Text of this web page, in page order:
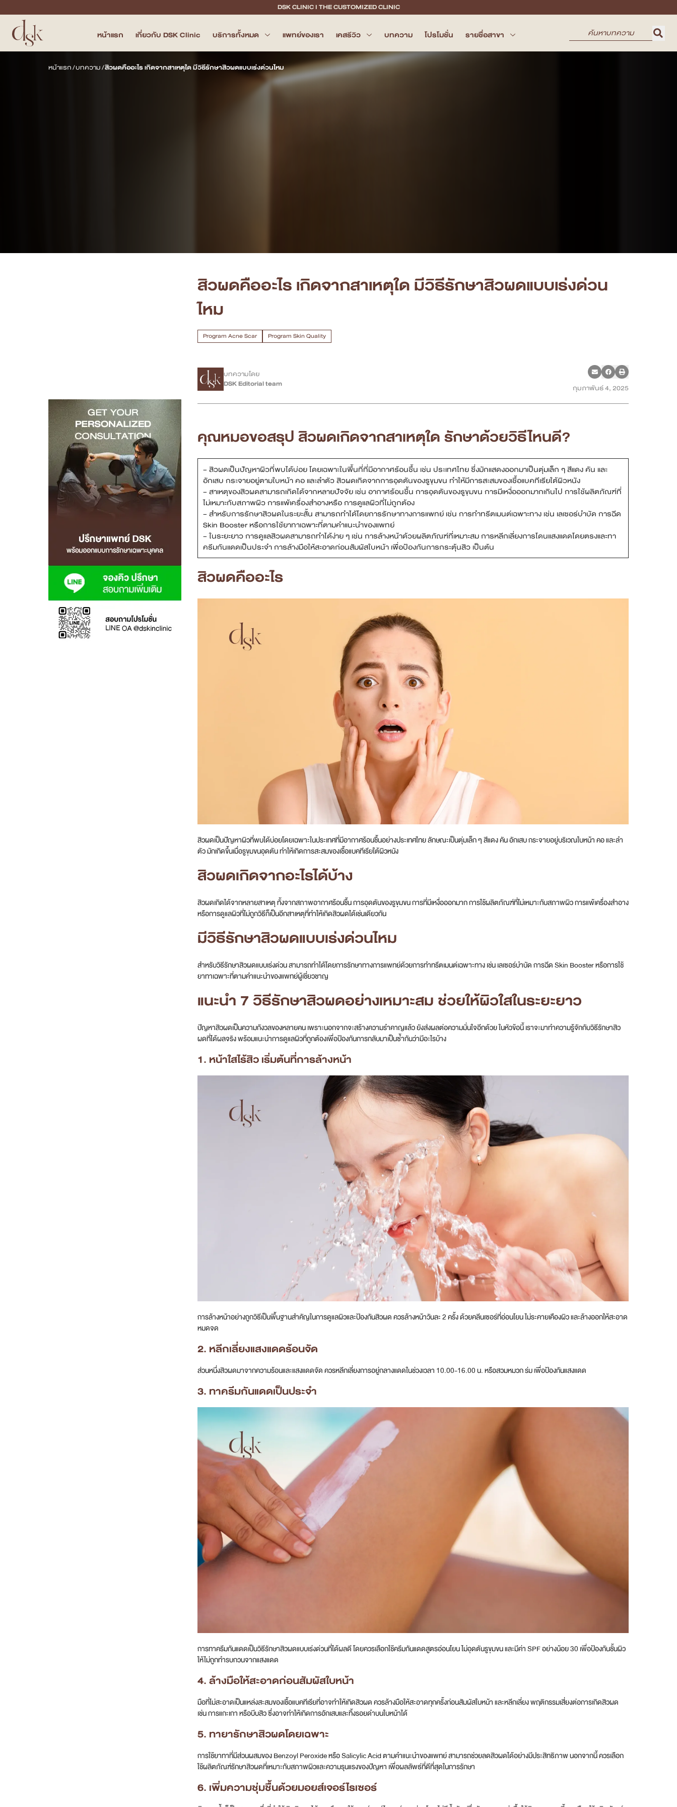
DSK CLINIC I THE CUSTOMIZED CLINIC
หน้าแรก เกี่ยวกับ DSK Clinic บริการทั้งหมด แพทย์ของเรา เคสรีวิว บทความ โปรโมชั่น รายชื่อสาขา
หน้าแรก
เคสรีวิว
สาขา Siam Paragon
สาขา Stadium One
สาขา Asoke
สาขา MRT สุทธิสาร
สาขา เซ็นทรัลปิ่นเกล้า
สาขา นครปฐม
หน้าแรก/บทความ/สิวผดคืออะไร เกิดจากสาเหตุใด มีวิธีรักษาสิวผดแบบเร่งด่วนไหม
สิวผดคืออะไร เกิดจากสาเหตุใด มีวิธีรักษาสิวผดแบบเร่งด่วน
ไหม
Program Acne Scar Program Skin Quality
บทความโดย
DSK Editorial team
กุมภาพันธ์ 4, 2025
คุณหมอขอสรุปสิวผดเกิดจากสาเหตุใด รักษาด้วยวิธีไหนดี?
– สิวผดเป็นปัญหาผิวที่พบได้บ่อย โดยเฉพาะในพื้นที่ที่มีอากาศร้อนชื้น เช่น ประเทศไทย ซึ่งมักแสดงออกมาเป็นตุ่มเล็ก ๆ สีแดง คัน และ
อักเสบ กระจายอยู่ตามใบหน้า คอ และลำตัว สิวผดเกิดจากการอุดตันของรูขุมขน ทำให้มีการสะสมของเชื้อแบคทีเรียใต้ผิวหนัง
– สาเหตุของสิวผดสามารถเกิดได้จากหลายปัจจัย เช่น อากาศร้อนชื้น การอุดตันของรูขุมขน การมีเหงื่อออกมากเกินไป การใช้ผลิตภัณฑ์ที่
ไม่เหมาะกับสภาพผิว การแพ้เครื่องสำอางหรือ การดูแลผิวที่ไม่ถูกต้อง
– สำหรับการรักษาสิวผดในระยะสั้น สามารถทำได้โดยการรักษาทางการแพทย์ เช่น การทำทรีตเมนต์เฉพาะทาง เช่น เลเซอร์บำบัด การฉีด
Skin Booster หรือการใช้ยาทาเฉพาะที่ตามคำแนะนำของแพทย์
– ในระยะยาว การดูแลสิวผดสามารถทำได้ง่าย ๆ เช่น การล้างหน้าด้วยผลิตภัณฑ์ที่เหมาะสม การหลีกเลี่ยงการโดนแสงแดดโดยตรงและทา
ครีมกันแดดเป็นประจำ การล้างมือให้สะอาดก่อนสัมผัสใบหน้า เพื่อป้องกันการกระตุ้นสิว เป็นต้น
สิวผดคืออะไร
สิวผดเป็นปัญหาผิวที่พบได้บ่อยโดยเฉพาะในประเทศที่มีอากาศร้อนชื้นอย่างประเทศไทย ลักษณะเป็นตุ่มเล็ก ๆ สีแดง คัน อักเสบ กระจายอยู่บริเวณใบหน้า คอ และลำ
ตัว มักเกิดขึ้นเมื่อรูขุมขนอุดตัน ทำให้เกิดการสะสมของเชื้อแบคทีเรียใต้ผิวหนัง
สิวผดเกิดจากอะไรได้บ้าง
สิวผดเกิดได้จากหลายสาเหตุ ทั้งจากสภาพอากาศร้อนชื้น การอุดตันของรูขุมขน การที่มีเหงื่อออกมาก การใช้ผลิตภัณฑ์ที่ไม่เหมาะกับสภาพผิว การแพ้เครื่องสำอาง
หรือการดูแลผิวที่ไม่ถูกวิธีก็เป็นอีกสาเหตุที่ทำให้เกิดสิวผดได้เช่นเดียวกัน
มีวิธีรักษาสิวผดแบบเร่งด่วนไหม
สำหรับวิธีรักษาสิวผดแบบเร่งด่วน สามารถทำได้โดยการรักษาทางการแพทย์ด้วยการทำทรีตเมนต์เฉพาะทาง เช่น เลเซอร์บำบัด การฉีด Skin Booster หรือการใช้
ยาทาเฉพาะที่ตามคำแนะนำของแพทย์ผู้เชี่ยวชาญ
แนะนำ 7 วิธีรักษาสิวผดอย่างเหมาะสม ช่วยให้ผิวใสในระยะยาว
ปัญหาสิวผดเป็นความกังวลของหลายคน เพราะนอกจากจะสร้างความรำคาญแล้ว ยังส่งผลต่อความมั่นใจอีกด้วย ในหัวข้อนี้ เราจะมาทำความรู้จักกับวิธีรักษาสิว
ผดที่ได้ผลจริง พร้อมแนะนำการดูแลผิวที่ถูกต้องเพื่อป้องกันการกลับมาเป็นซ้ำกันว่ามีอะไรบ้าง
1. หน้าใสไร้สิว เริ่มต้นที่การล้างหน้า
การล้างหน้าอย่างถูกวิธีเป็นพื้นฐานสำคัญในการดูแลผิวและป้องกันสิวผด ควรล้างหน้าวันละ 2 ครั้ง ด้วยคลีนเซอร์ที่อ่อนโยน ไม่ระคายเคืองผิว และล้างออกให้สะอาด
หมดจด
2. หลีกเลี่ยงแสงแดดร้อนจัด
ส่วนหนึ่งสิวผดมาจากความร้อนและแสงแดดจัด ควรหลีกเลี่ยงการอยู่กลางแดดในช่วงเวลา 10.00-16.00 น. หรือสวมหมวก ร่ม เพื่อป้องกันแสงแดด
3. ทาครีมกันแดดเป็นประจำ
การทาครีมกันแดดเป็นวิธีรักษาสิวผดแบบเร่งด่วนที่ได้ผลดี โดยควรเลือกใช้ครีมกันแดดสูตรอ่อนโยน ไม่อุดตันรูขุมขน และมีค่า SPF อย่างน้อย 30 เพื่อป้องกันชั้นผิว
ให้ไม่ถูกทำรบกวนจากแสงแดด
4. ล้างมือให้สะอาดก่อนสัมผัสใบหน้า
มือที่ไม่สะอาดเป็นแหล่งสะสมของเชื้อแบคทีเรียที่อาจทำให้เกิดสิวผด ควรล้างมือให้สะอาดทุกครั้งก่อนสัมผัสใบหน้า และหลีกเลี่ยง พฤติกรรมเสี่ยงต่อการเกิดสิวผด
เช่น การแกะเกา หรือบีบสิว ซึ่งอาจทำให้เกิดการอักเสบและทิ้งรอยดำบนใบหน้าได้
5. ทายารักษาสิวผดโดยเฉพาะ
การใช้ยาทาที่มีส่วนผสมของ Benzoyl Peroxide หรือ Salicylic Acid ตามคำแนะนำของแพทย์ สามารถช่วยลดสิวผดได้อย่างมีประสิทธิภาพ นอกจากนี้ ควรเลือก
ใช้ผลิตภัณฑ์รักษาสิวผดที่เหมาะกับสภาพผิวและความรุนแรงของปัญหา เพื่อผลลัพธ์ที่ดีที่สุดในการรักษา
6. เพิ่มความชุ่มชื้นด้วยมอยส์เจอร์ไรเซอร์